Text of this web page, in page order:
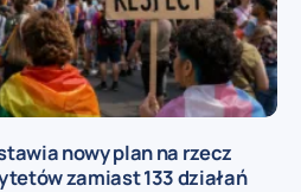
nowy plan na rzecz
zamiast 133 działań